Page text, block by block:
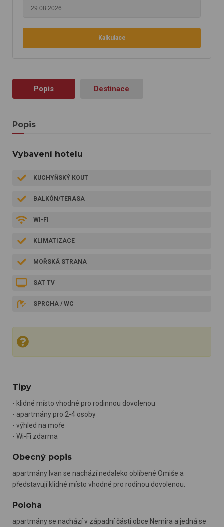
Kalkulace
Popis Destinace
Popis
Vybavení hotelu
KUCHYŇSKÝ KOUT
BALKÓN/TERASA
WI-FI
KLIMATIZACE
MOŘSKÁ STRANA
SAT TV
SPRCHA / WC
Tipy
- klidné místo vhodné pro rodinnou dovolenou
- apartmány pro 2-4 osoby
- výhled na moře
- Wi-Fi zdarma
Obecný popis
apartmány Ivan se nachází nedaleko oblíbené Omiše a
představují klidné místo vhodné pro rodinou dovolenou.
Poloha
apartmány se nachází v západní části obce Nemira a jedná se